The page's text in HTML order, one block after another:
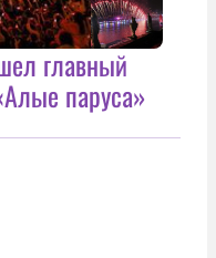
главный
паруса»